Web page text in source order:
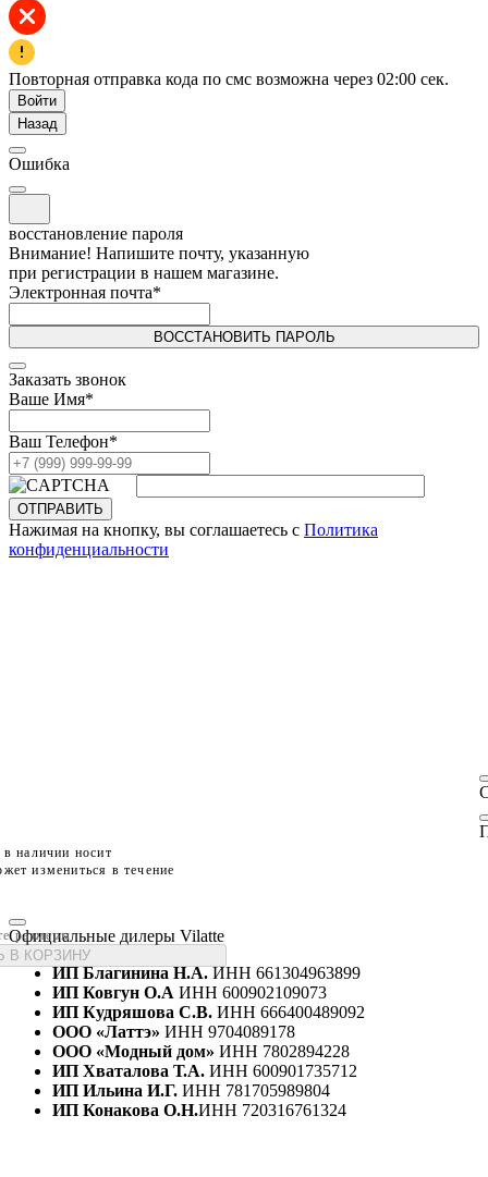
Повторная отправка кода по смс возможна через 02:00 сек.
Войти
Назад
Ошибка
восстановление пароля
Внимание! Напишите почту, указанную
при регистрации в нашем магазине.
Электронная почта*
ВОССТАНОВИТЬ ПАРОЛЬ
Заказать звонок
Ваше Имя*
Ваш Телефон*
ОТПРАВИТЬ
Нажимая на кнопку, вы соглашаетесь с Политика
конфиденциальности
наличии носит
измениться в течение
размеры
В КОРЗИНУ
Официальные дилеры Vilatte
ИП Благинина Н.А.ИНН 661304963899
ИП Ковгун О.А ИНН 600902109073
ИП Кудряшова С.В. ИНН 666400489092
ООО «Латтэ» ИНН 9704089178
ООО «Модный дом» ИНН 7802894228
ИП Хваталова Т.А. ИНН 600901735712
ИП Ильина И.Г. ИНН 781705989804
ИП Конакова О.Н.ИНН 720316761324